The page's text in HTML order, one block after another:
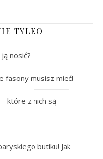
TYLKO
nosić?
fasony musisz mieć!
które z nich są
butiku! Jak